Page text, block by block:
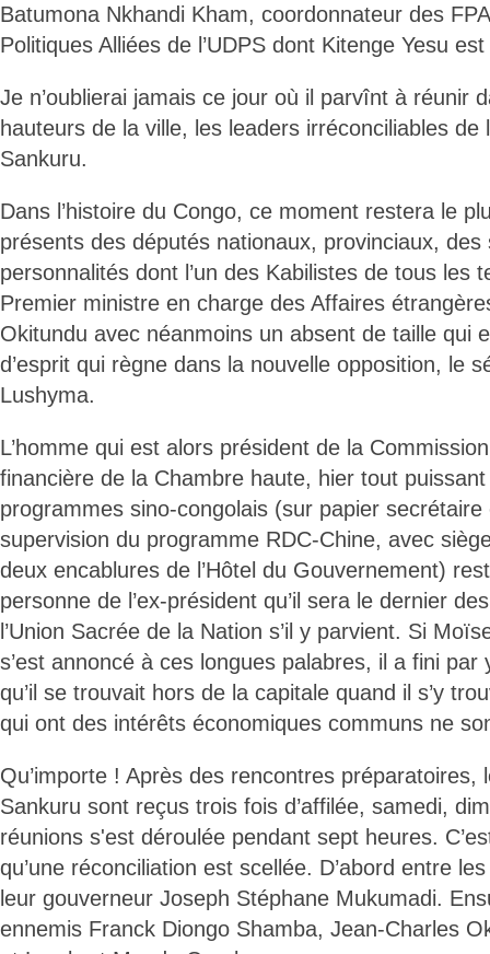
Batumona Nkhandi Kham, coordonnateur des
Politiques Alliées de l’UDPS dont Kitenge Yesu
Je n’oublierai jamais ce jour où il parvînt à réunir
hauteurs de la ville, les leaders irréconciliables de
Sankuru.
Dans l’histoire du Congo, ce moment restera le
présents des députés nationaux, provinciaux, des
personnalités dont l’un des Kabilistes de tous les
Premier ministre en charge des Affaires
Okitundu avec néanmoins un absent de taille qui
d’esprit qui règne dans la nouvelle opposition, le
Lushyma.
L’homme qui est alors président de la
financière de la Chambre haute, hier tout
programmes sino-congolais (sur papier
supervision du programme RDC-Chine, avec
deux encablures de l’Hôtel du Gouvernement)
personne de l’ex-président qu’il sera le dernier
l’Union Sacrée de la Nation s’il y parvient. Si
s’est annoncé à ces longues palabres, il a fini par
qu’il se trouvait hors de la capitale quand il s’y
qui ont des intérêts économiques communs ne
Qu’importe ! Après des rencontres préparatoires,
Sankuru sont reçus trois fois d’affilée, samedi,
réunions s'est déroulée pendant sept heures.
qu’une réconciliation est scellée. D’abord entre
leur gouverneur Joseph Stéphane Mukumadi.
ennemis Franck Diongo Shamba, Jean-Charles